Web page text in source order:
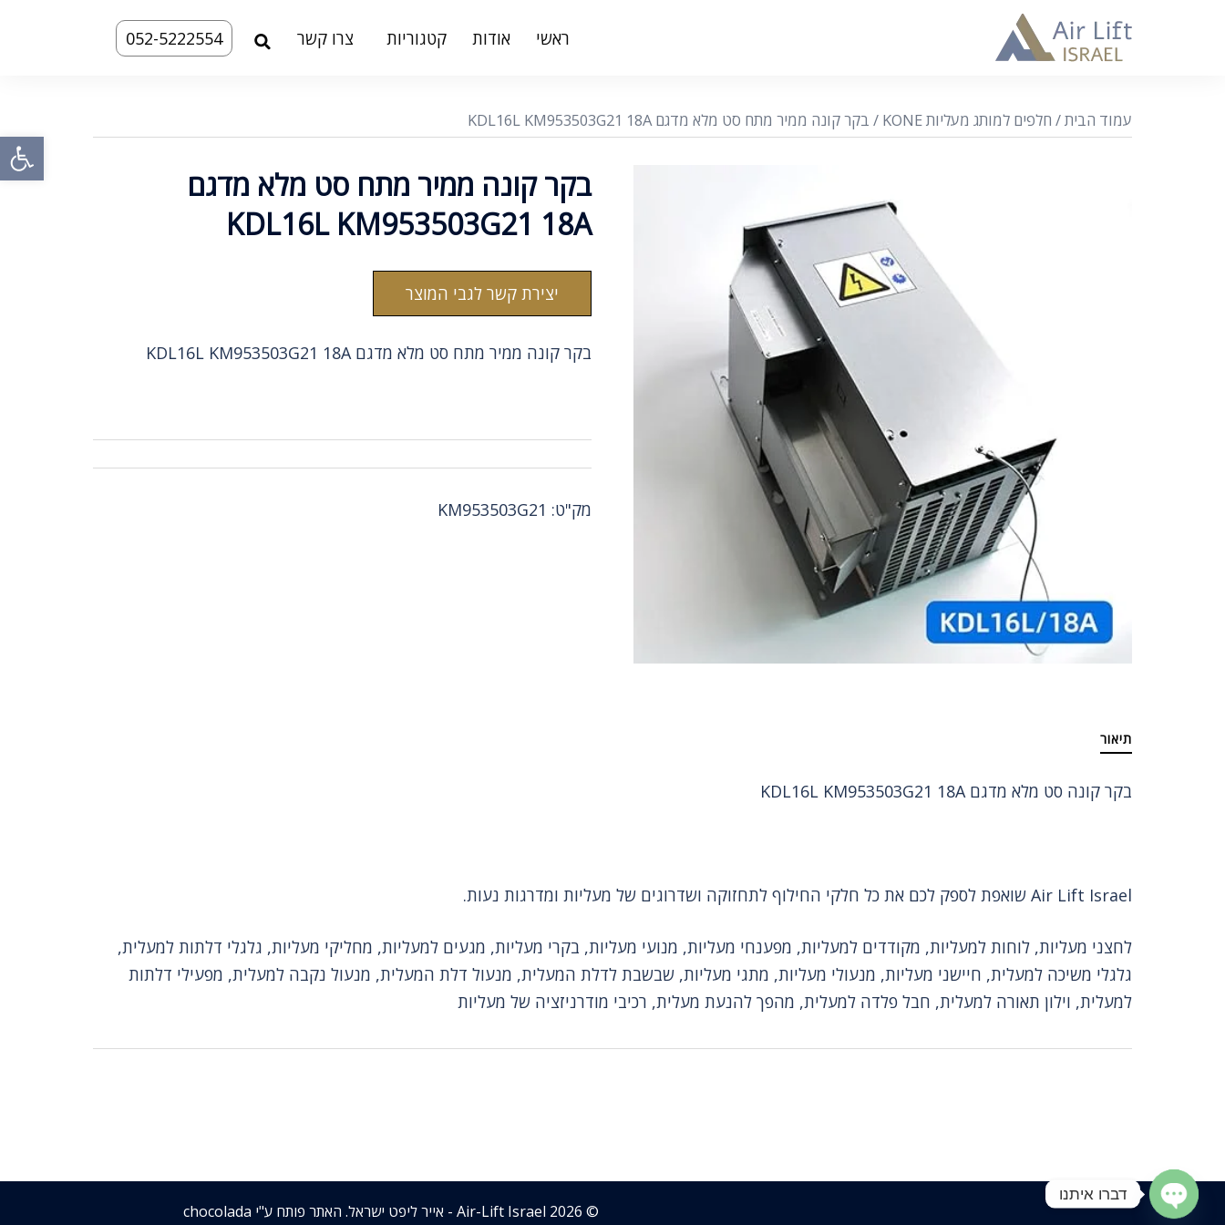
ראשי אודות קטגוריות צרו קשר 052-5222554
עמוד הבית/ חלפים למותג מעליות KONE / בקר קונה ממיר מתח סט מלא מדגם KDL16L KM953503G21 18A
בקר קונה ממיר מתח סט מלא מדגם
KDL16L KM953503G21 18A
יצירת קשר לגבי המוצר
בקר קונה ממיר מתח סט מלא מדגם KDL16L KM953503G21 18A
מק"ט: KM953503G21
תיאור
בקר קונה סט מלא מדגם KDL16L KM953503G21 18A
Air Lift Israel שואפת לספק לכם את כל חלקי החילוף לתחזוקה ושדרוגים של מעליות ומדרגות נעות.
לחצני מעליות, לוחות למעליות, מקודדים למעליות, מפענחי מעליות, מנועי מעליות, בקרי מעליות, מגעים למעליות, מחליקי מעליות, גלגלי דלתות למעלית,
גלגלי משיכה למעלית, חיישני מעליות, מנעולי מעליות, מתגי מעליות, שבשבת לדלת המעלית, מנעול דלת המעלית, מנעול נקבה למעלית, מפעילי דלתות
למעלית, וילון תאורה למעלית, חבל פלדה למעלית, מהפך להנעת מעלית, רכיבי מודרניזציה של מעליות
© 2026 Air-Lift Israel - אייר ליפט ישראל. האתר פותח ע"י chocolada
דברו איתנו